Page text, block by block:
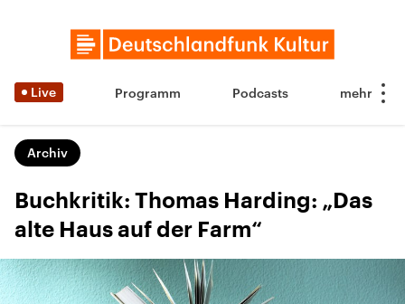
Live Programm Podcasts
Archiv
Buchkritik: Thomas Harding: „Das
alte Haus auf der Farm“